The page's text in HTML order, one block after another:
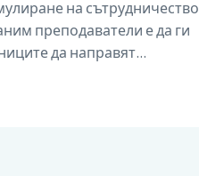
на сътрудничество
преподаватели е да ги
да направят…